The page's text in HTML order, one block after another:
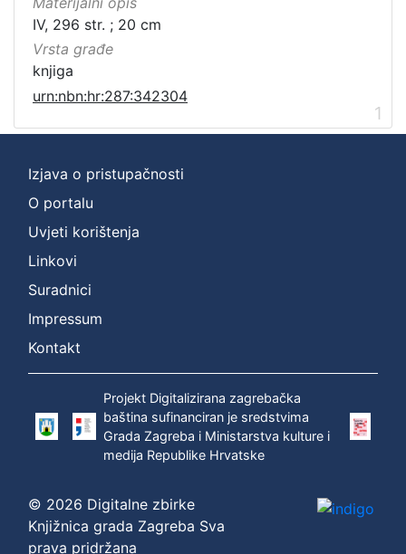
IV, 296 str. ; 20 cm
Vrsta građe
knjiga
urn:nbn:hr:287:342304
1
Izjava o pristupačnosti
O portalu
Uvjeti korištenja
Linkovi
Suradnici
Impressum
Kontakt
Projekt Digitalizirana zagrebačka
baština sufinanciran je sredstvima
Grada Zagreba i Ministarstva kulture i
medija Republike Hrvatske
© 2026 Digitalne zbirke
Knjižnica grada Zagreba Sva
prava pridržana